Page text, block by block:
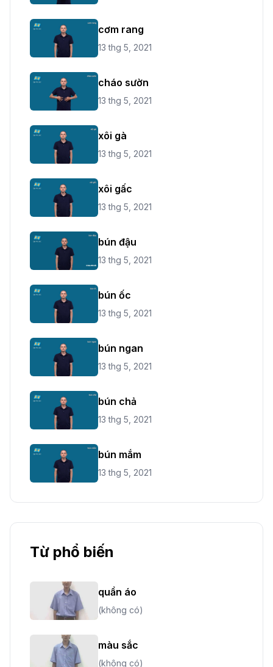
cơm rang
13 thg 5, 2021
cháo sườn
13 thg 5, 2021
xôi gà
13 thg 5, 2021
xôi gấc
13 thg 5, 2021
bún đậu
13 thg 5, 2021
bún ốc
13 thg 5, 2021
bún ngan
13 thg 5, 2021
bún chả
13 thg 5, 2021
bún mắm
13 thg 5, 2021
Từ phổ biến
quần áo
(không có)
màu sắc
(không có)